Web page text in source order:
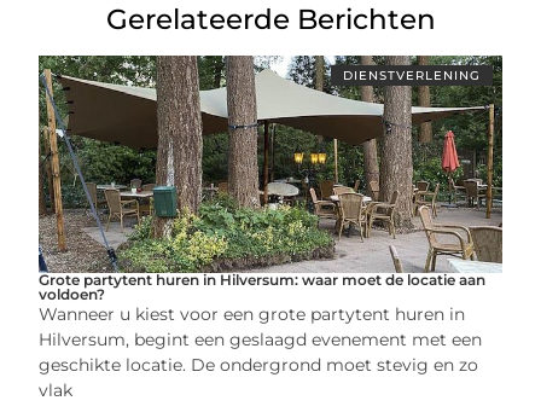
Gerelateerde Berichten
DIENSTVERLENING
Grote partytent huren in Hilversum: waar moet de locatie aan
voldoen?
Wanneer u kiest voor een grote partytent huren in
Hilversum, begint een geslaagd evenement met een
geschikte locatie. De ondergrond moet stevig en zo
vlak